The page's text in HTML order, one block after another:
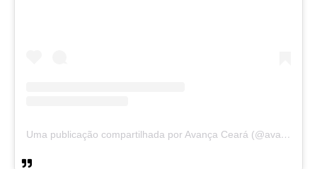
Uma publicação compartilhada por Avança Ceará (@avancaceara)